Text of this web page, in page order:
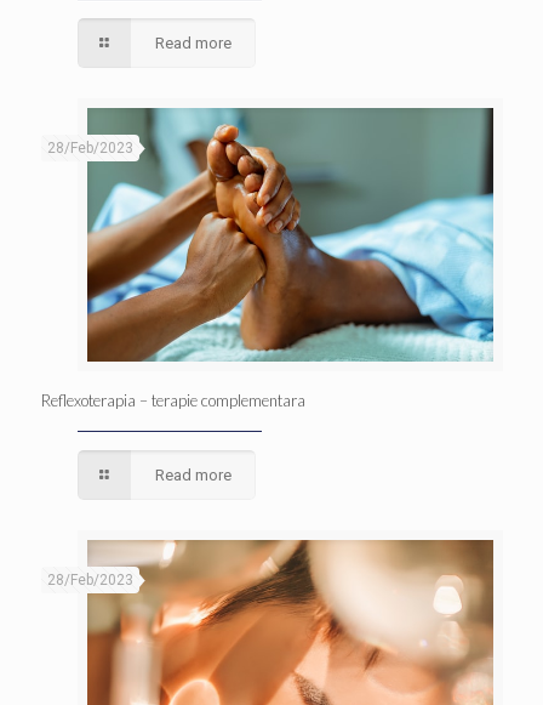
Read more
28/Feb/2023
Reflexoterapia – terapie complementara
Read more
28/Feb/2023